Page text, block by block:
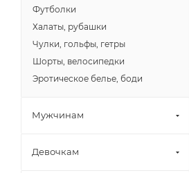
Футболки
Халаты, рубашки
Чулки, гольфы, гетры
Шорты, велосипедки
Эротическое белье, боди
Мужчинам
Девочкам